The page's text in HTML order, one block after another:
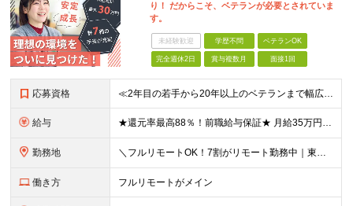
り！ だからこそ、ベテランが必要とされていま
す。
未経験歓迎 学歴不問 ベテランOK
完全週休2日 賞与複数月 面接1回
応募資格 ≪2年目の若手から20年以上のベテランまで幅広く活躍！≫ ■システム開発の実務経験をお持ちの方(フェーズや言語、リーダー経験などは一切不問) ■学歴不問 ≪こんな方にピッタリの環境です≫ □これまで
給与 ★還元率最高88％！前職給与保証★ 月給35万円～＋賞与年2回 ★還元率は案件単価の76～88％！ ★入社祝い金10～30万円！住宅・在宅・家族など手当充実！ ◎経験・スキルなどを考慮し、優遇し
勤務地 ＼フルリモートOK！7割がリモート勤務中｜東京・愛知・大阪で積極採用中！／ 東京・神奈川・千葉・埼玉、大阪・京都・兵庫・滋賀、愛知などのプロジェクト先、または在宅勤務 ★転勤なし ★希望するエリアで
働き方 フルリモートがメイン